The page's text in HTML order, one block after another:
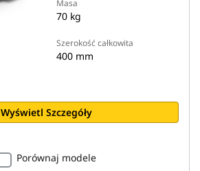
Masa
70 kg
Szerokość całkowita
400 mm
Wyświetl Szczegóły
Porównaj modele